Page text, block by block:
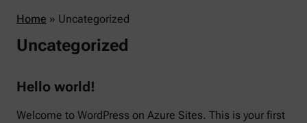
Home » Uncategorized
Uncategorized
Hello world!
Welcome to WordPress on Azure Sites. This is your first